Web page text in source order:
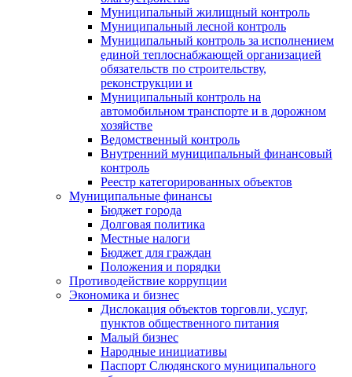
Муниципальный жилищный контроль
Муниципальный лесной контроль
Муниципальный контроль за исполнением
единой теплоснабжающей организацией
обязательств по строительству,
реконструкции и
Муниципальный контроль на
автомобильном транспорте и в дорожном
хозяйстве
Ведомственный контроль
Внутренний муниципальный финансовый
контроль
Реестр категорированных объектов
Муниципальные финансы
Бюджет города
Долговая политика
Местные налоги
Бюджет для граждан
Положения и порядки
Противодействие коррупции
Экономика и бизнес
Дислокация объектов торговли, услуг,
пунктов общественного питания
Малый бизнес
Народные инициативы
Паспорт Слюдянского муниципального